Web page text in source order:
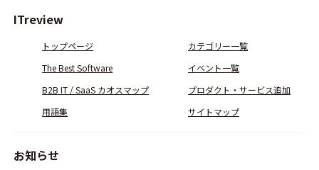
ITreview
トップページ
カテゴリー一覧
The Best Software
イベント一覧
B2B IT / SaaS カオスマップ
プロダクト・サービス追加
用語集
サイトマップ
お知らせ